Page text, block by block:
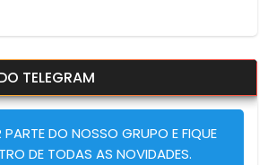
TELEGRAM
PARTE DO NOSSO GRUPO E FIQUE
DE TODAS AS NOVIDADES.